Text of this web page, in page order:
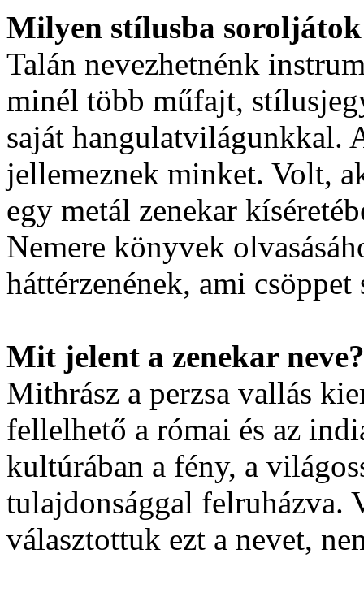
Milyen stílusba
Talán nevezhetnénk
minél több műfajt,
saját hangulatvilágunkkal.
jellemeznek minket. Volt,
egy metál zenekar
Nemere könyvek
háttérzenének, ami
Mit jelent a zenekar neve?
Mithrász a perzsa vallás
fellelhető a római és az
kultúrában a fény, a
tulajdonsággal felruházva.
választottuk ezt a nevet,